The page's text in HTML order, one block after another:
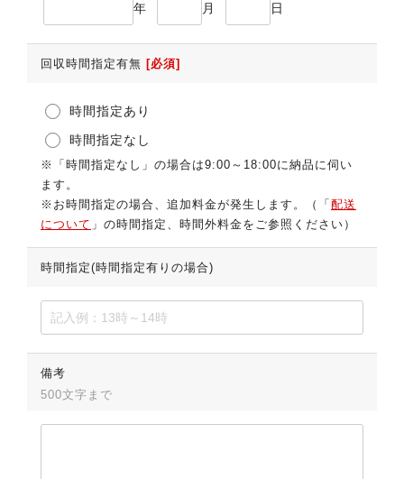
年 月 日
回収時間指定有無 [必須]
時間指定あり
時間指定なし
※「時間指定なし」の場合は9:00～18:00に納品に伺い
ます。
※お時間指定の場合、追加料金が発生します。（「 配送
について 」の時間指定、時間外料金をご参照ください）
時間指定(時間指定有りの場合)
備考
500文字まで